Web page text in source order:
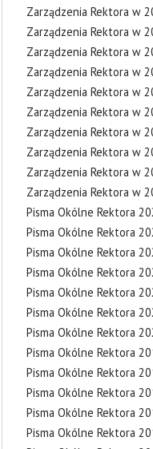
Zarządzenia Rektora w
Zarządzenia Rektora w
Zarządzenia Rektora w
Zarządzenia Rektora w
Zarządzenia Rektora w
Zarządzenia Rektora w
Zarządzenia Rektora w
Zarządzenia Rektora w
Zarządzenia Rektora w
Zarządzenia Rektora w
Pisma Okólne Rektora
Pisma Okólne Rektora
Pisma Okólne Rektora
Pisma Okólne Rektora
Pisma Okólne Rektora
Pisma Okólne Rektora
Pisma Okólne Rektora
Pisma Okólne Rektora
Pisma Okólne Rektora
Pisma Okólne Rektora
Pisma Okólne Rektora
Pisma Okólne Rektora